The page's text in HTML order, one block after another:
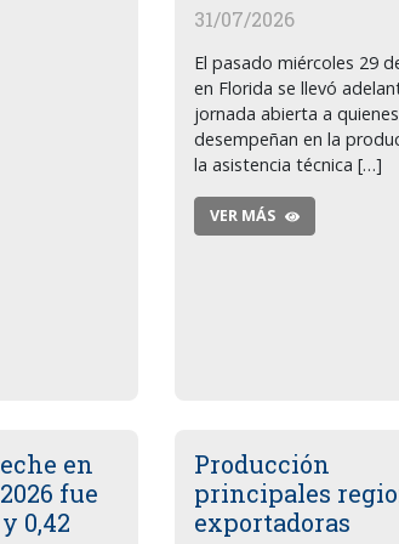
31/07/2026
El pasado miércoles 29
en Florida se llevó
jornada abierta a
desempeñan en la
la asistencia técnica […]
VER MÁS
en
fue
0,42
Producción
principales
exportadoras